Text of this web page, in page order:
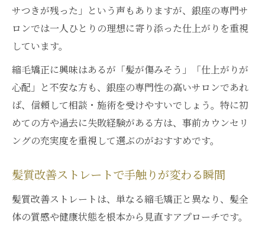
サつきが残った」という声もありますが、銀座の専門サ
ロンでは一人ひとりの理想に寄り添った仕上がりを重視
しています。
縮毛矯正に興味はあるが「髪が傷みそう」「仕上がりが
心配」と不安な方も、銀座の専門性の高いサロンであれ
ば、信頼して相談・施術を受けやすいでしょう。特に初
めての方や過去に失敗経験がある方は、事前カウンセリ
ングの充実度を重視して選ぶのがおすすめです。
髪質改善ストレートで手触りが変わる瞬間
髪質改善ストレートは、単なる縮毛矯正と異なり、髪全
体の質感や健康状態を根本から見直すアプローチです。